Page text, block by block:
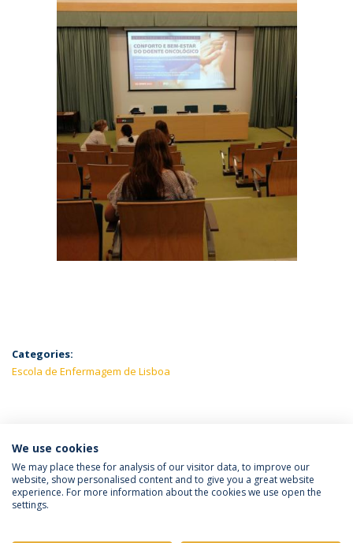
Categories:
Escola de Enfermagem de Lisboa
LATEST NEWS
Política de Privacidade
Termos e Condições
We use cookies
We may place these for analysis of our visitor data, to improve our
website, show personalised content and to give you a great website
experience. For more information about the cookies we use open the
settings.